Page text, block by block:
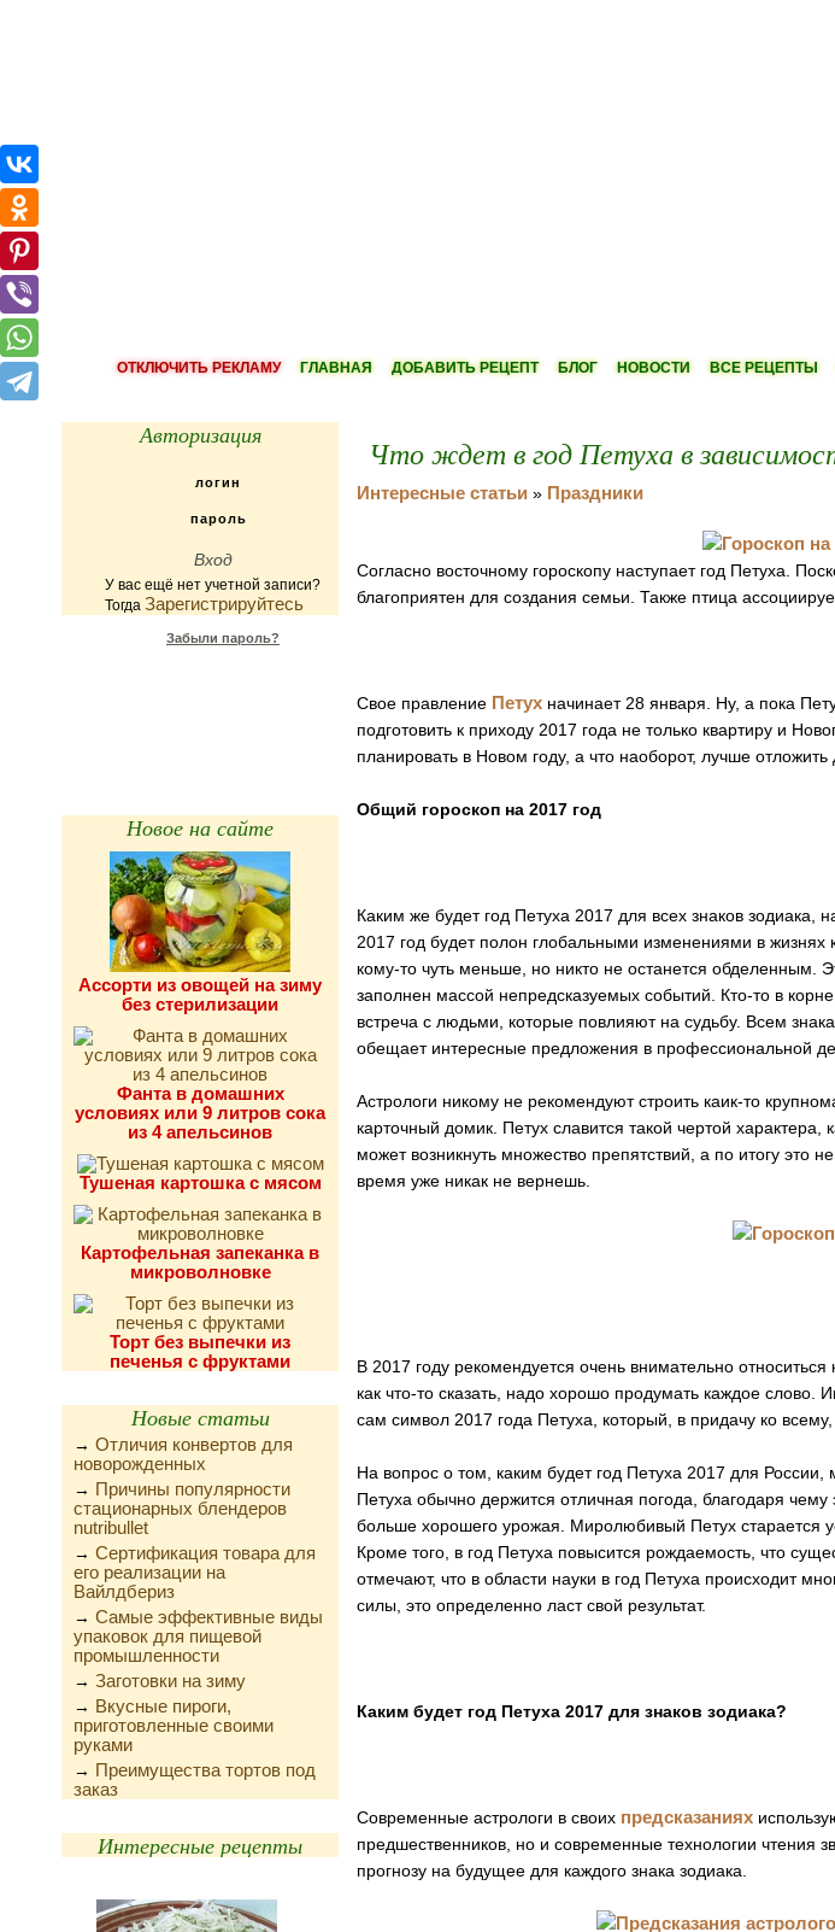
ОТКЛЮЧИТЬ РЕКЛАМУ ГЛАВНАЯ ДОБАВИТЬ РЕЦЕПТ БЛОГ НОВОСТИ ВСЕ РЕЦЕПТЫ
Авторизация
У вас ещё нет учетной записи?
Тогда Зарегистрируйтесь
Забыли пароль?
Новое на сайте
Ассорти из овощей на зиму
без стерилизации
Фанта в домашних
условиях или 9 литров сока
из 4 апельсинов
Тушеная картошка с мясом
Картофельная запеканка в
микроволновке
Торт без выпечки из
печенья с фруктами
Новые статьи
→ Отличия конвертов для
новорожденных
→ Причины популярности
стационарных блендеров
nutribullet
→ Сертификация товара для
его реализации на
Вайлдбериз
→ Самые эффективные виды
упаковок для пищевой
промышленности
→ Заготовки на зиму
→ Вкусные пироги,
приготовленные своими
руками
→ Преимущества тортов под
заказ
Интересные рецепты
Что ждет в год Петуха в
Интересные статьи » Праздники
Согласно восточному гороскопу наступает год Петуха.
благоприятен для создания семьи. Также птица
Свое правление Петух начинает 28 января. Ну, а пока
подготовить к приходу 2017 года не только квартиру и
планировать в Новом году, а что наоборот, лучше
Общий гороскоп на 2017 год
Каким же будет год Петуха 2017 для всех знаков зодиака,
2017 год будет полон глобальными изменениями в жизнях
кому-то чуть меньше, но никто не останется обделенным.
заполнен массой непредсказуемых событий. Кто-то в
встреча с людьми, которые повлияют на судьбу. Всем
обещает интересные предложения в профессиональной
Астрологи никому не рекомендуют строить каик-то
карточный домик. Петух славится такой чертой
может возникнуть множество препятствий, а по итогу это
время уже никак не вернешь.
В 2017 году рекомендуется очень внимательно
как что-то сказать, надо хорошо продумать каждое слово.
сам символ 2017 года Петуха, который, в придачу ко
На вопрос о том, каким будет год Петуха 2017 для
Петуха обычно держится отличная погода, благодаря
больше хорошего урожая. Миролюбивый Петух старается
Кроме того, в год Петуха повысится рождаемость, что
отмечают, что в области науки в год Петуха происходит
силы, это определенно ласт свой результат.
Каким будет год Петуха 2017 для знаков зодиака?
Современные астрологи в своих предсказаниях
предшественников, но и современные технологии чтения
прогнозу на будущее для каждого знака зодиака.